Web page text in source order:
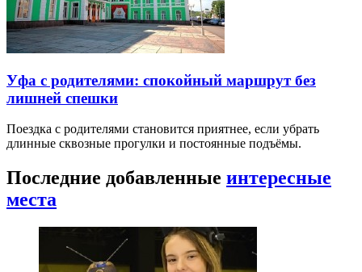
Уфа с родителями: спокойный маршрут без
лишней спешки
Поездка с родителями становится приятнее, если убрать
длинные сквозные прогулки и постоянные подъёмы.
Последние добавленные интересные
места